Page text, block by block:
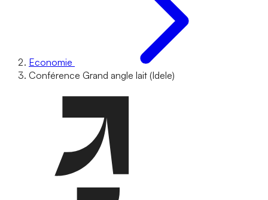
Economie
Conférence Grand angle lait (Idele)